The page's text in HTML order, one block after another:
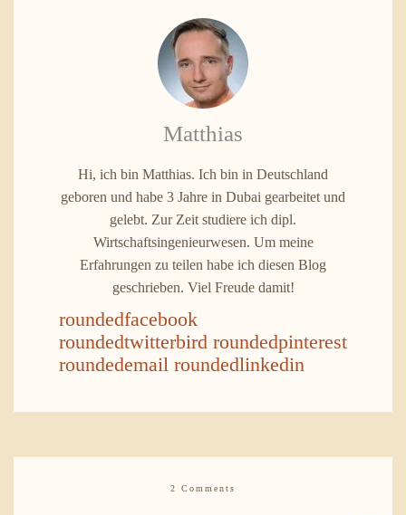
Matthias
Hi, ich bin Matthias. Ich bin in Deutschland
geboren und habe 3 Jahre in Dubai gearbeitet und
gelebt. Zur Zeit studiere ich dipl.
Wirtschaftsingenieurwesen. Um meine
Erfahrungen zu teilen habe ich diesen Blog
geschrieben. Viel Freude damit!
roundedfacebook
roundedtwitterbird roundedpinterest
roundedemail roundedlinkedin
2 Comments